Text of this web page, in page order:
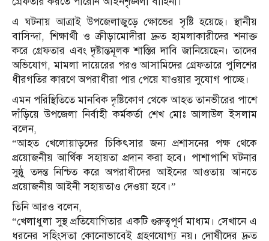
এ ঘটনায় আত্রাই উপজেলাজুড়ে ক্ষোভের সৃষ্টি হয়েছে। স্থানীয়
বাসিন্দা, শিক্ষার্থী ও ক্রীড়ামোদীরা দ্রুত হামলাকারীদের শনাক্ত
করে গ্রেফতার এবং দৃষ্টান্তমূলক শাস্তির দাবি জানিয়েছেন। তাদের
অভিযোগ, মামলা দায়েরের পরও আসামিদের গ্রেফতারে পুলিশের
ধীরগতির কারণে অপরাধীরা পার পেয়ে যাওয়ার সুযোগ পাচ্ছে।
এমন পরিস্থিতিতে মানবিক দৃষ্টিকোণ থেকে আহত তানভীরের পাশে
দাঁড়িয়ে উপজেলা নির্বাহী কর্মকর্তা শেখ মোঃ আলাউল ইসলাম
বলেন,
“আহত খেলোয়াড়দের চিকিৎসার জন্য প্রশাসনের পক্ষ থেকে
প্রয়োজনীয় আর্থিক সহায়তা প্রদান করা হবে। পাশাপাশি ঘটনার
সুষ্ঠু তদন্ত নিশ্চিত করে অপরাধীদের আইনের আওতায় আনতে
প্রয়োজনীয় আইনী সহায়তাও দেওয়া হবে।”
তিনি আরও বলেন,
“খেলাধুলা সুস্থ প্রতিযোগিতার একটি গুরুত্বপূর্ণ মাধ্যম। সেখানে এ
ধরনের সহিংসতা কোনোভাবেই গ্রহণযোগ্য নয়। দোষীদের দ্রুত